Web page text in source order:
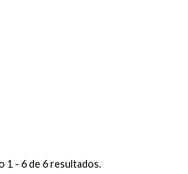
1 - 6 de 6 resultados.